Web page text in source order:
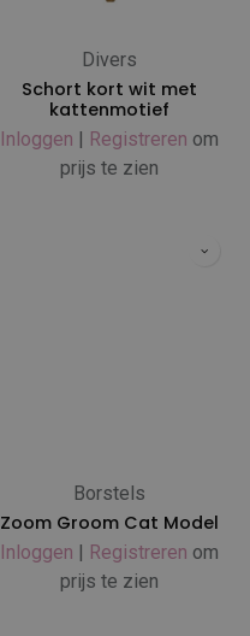
Divers
Schort kort wit met
kattenmotief
Inloggen | Registreren om
prijs te zien
Borstels
Zoom Groom Cat Model
Inloggen | Registreren om
prijs te zien